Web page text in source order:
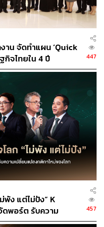
งาน จัดทำแผน ‘Quick
กิจไทยใน 4 ปี
447
พัง แต่ไม่ปัง” K
ดพอร์ต รับความ
457